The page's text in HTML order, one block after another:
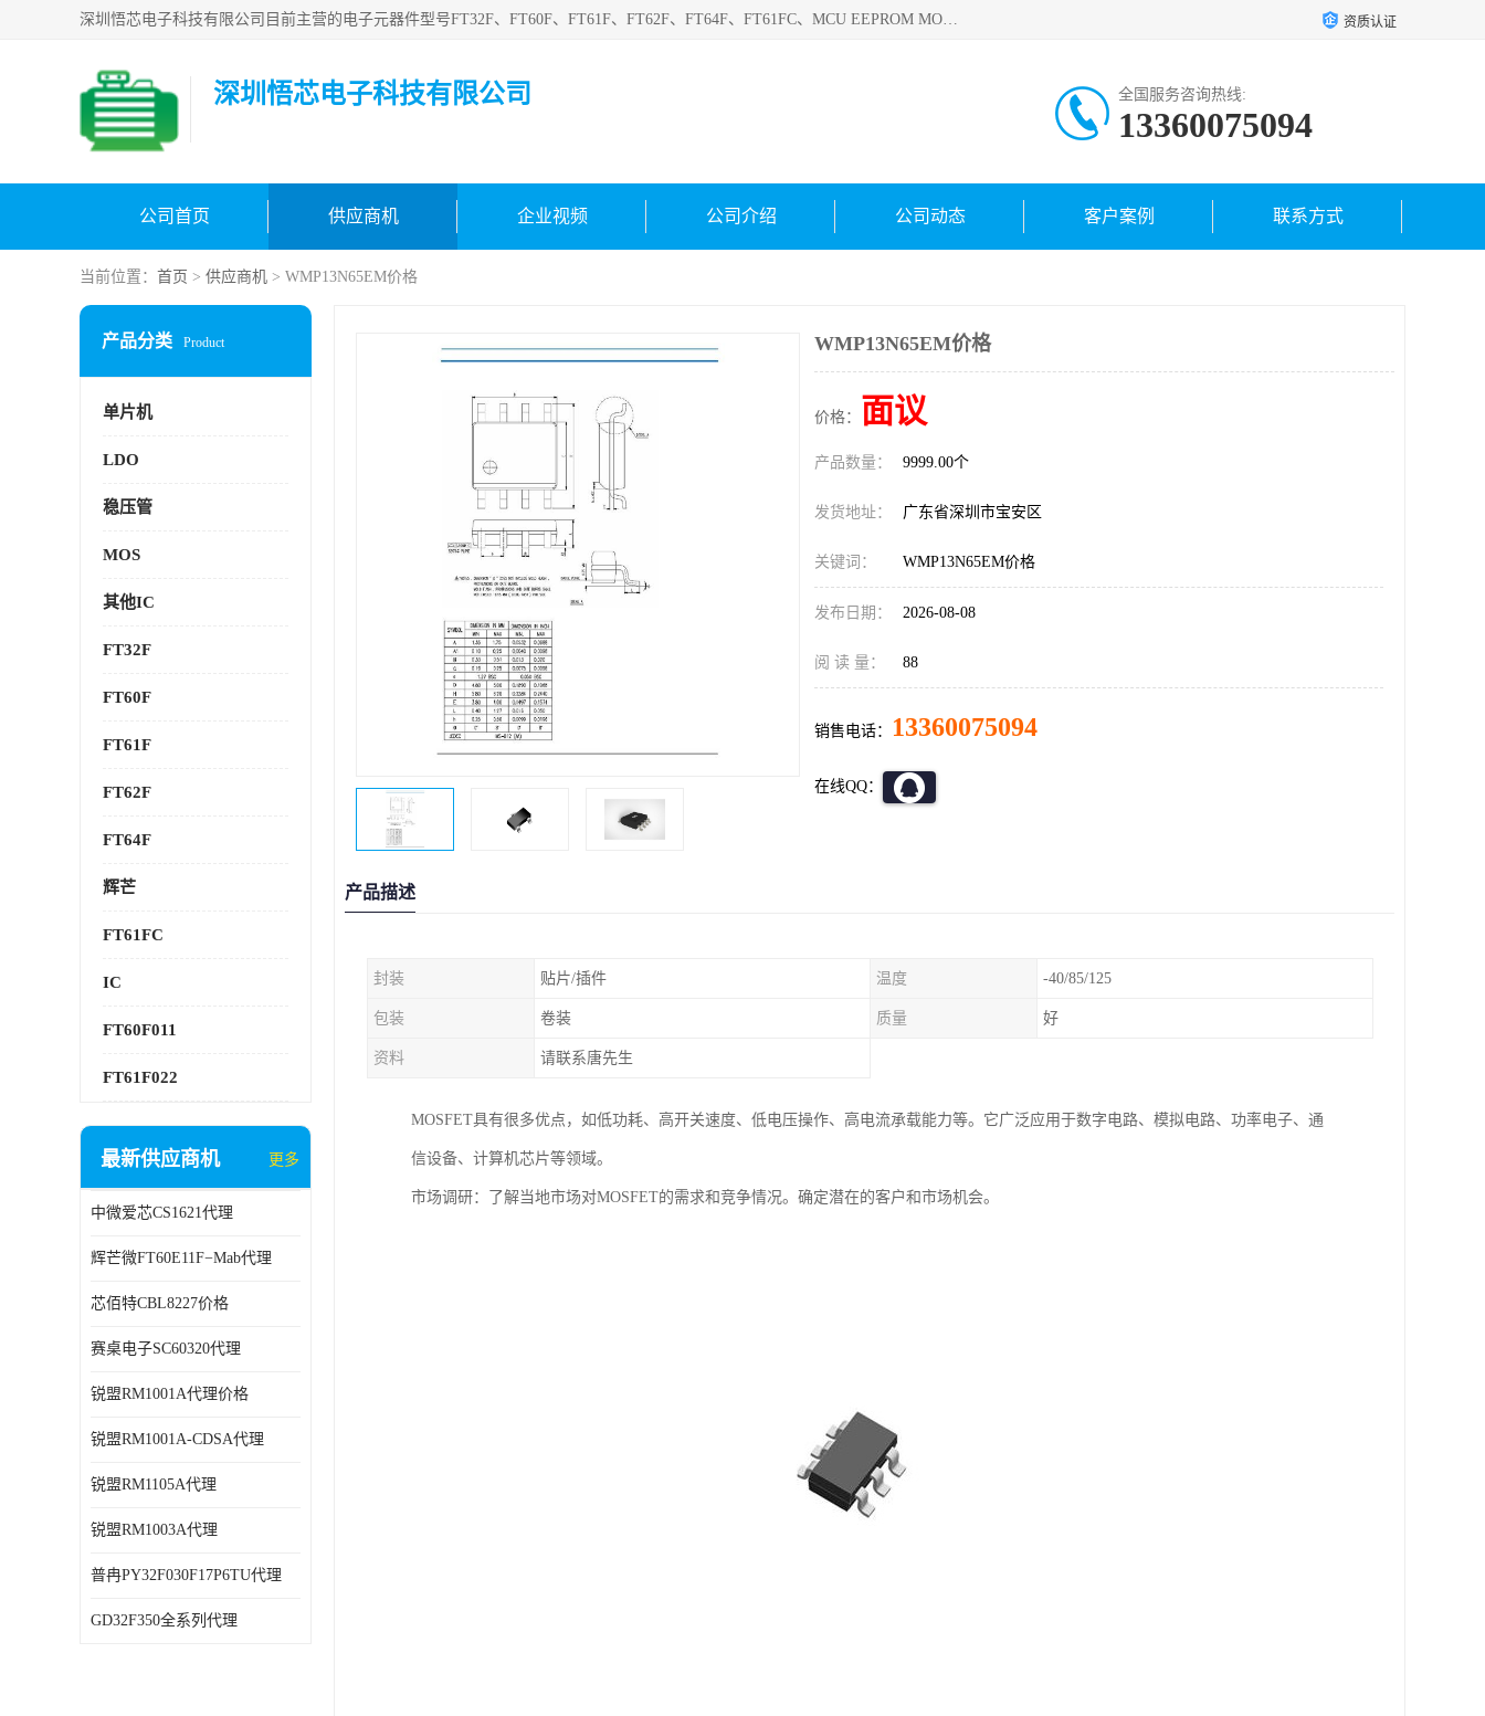
深圳悟芯电子科技有限公司目前主营的电子元器件型号FT32F、FT60F、FT61F、FT62F、FT64F、FT61FC、MCU EEPROM MOS LDO 稳压管 触摸IC DC-DC AC-DC 协议IC等，广泛应用于LED射灯、LED日光灯、等诸多领域。 资质认证
深圳悟芯电子科技有限公司 全国服务咨询热线:
13360075094
公司首页 供应商机 企业视频 公司介绍 公司动态 客户案例 联系方式
当前位置： 首页 > 供应商机 > WMP13N65EM价格
产品分类 Product
单片机
LDO
稳压管
MOS
其他IC
FT32F
FT60F
FT61F
FT62F
FT64F
辉芒
FT61FC
IC
FT60F011
FT61F022
最新供应商机 更多
中微爱芯CS1621代理
辉芒微FT60E11F−Mab代理
芯佰特CBL8227价格
赛桌电子SC60320代理
锐盟RM1001A代理价格
锐盟RM1001A-CDSA代理
锐盟RM1105A代理
锐盟RM1003A代理
普冉PY32F030F17P6TU代理
GD32F350全系列代理
WMP13N65EM价格
价格： 面议
产品数量： 9999.00个
发货地址： 广东省深圳市宝安区
关键词： WMP13N65EM价格
发布日期： 2026-08-08
阅 读 量： 88
销售电话： 13360075094
在线QQ：
产品描述
封装 贴片/插件 温度 -40/85/125
包装 卷装 质量 好
资料 请联系唐先生
MOSFET具有很多优点，如低功耗、高开关速度、低电压操作、高电流承载能力等。它广泛应用于数字电路、模拟电路、功率电子、通
信设备、计算机芯片等领域。
市场调研：了解当地市场对MOSFET的需求和竞争情况。确定潜在的客户和市场机会。